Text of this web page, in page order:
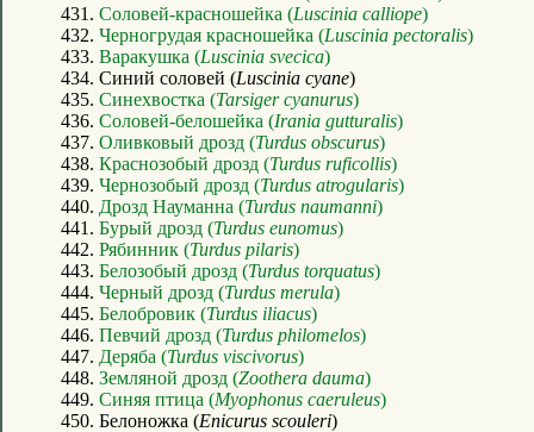
431. Соловей-красношейка (Luscinia calliope)
432. Черногрудая красношейка (Luscinia pectoralis)
433. Варакушка (Luscinia svecica)
434. Синий соловей (Luscinia cyane)
435. Синехвостка (Tarsiger cyanurus)
436. Соловей-белошейка (Irania gutturalis)
437. Оливковый дрозд (Turdus obscurus)
438. Краснозобый дрозд (Turdus ruficollis)
439. Чернозобый дрозд (Turdus atrogularis)
440. Дрозд Науманна (Turdus naumanni)
441. Бурый дрозд (Turdus eunomus)
442. Рябинник (Turdus pilaris)
443. Белозобый дрозд (Turdus torquatus)
444. Черный дрозд (Turdus merula)
445. Белобровик (Turdus iliacus)
446. Певчий дрозд (Turdus philomelos)
447. Деряба (Turdus viscivorus)
448. Земляной дрозд (Zoothera dauma)
449. Синяя птица (Myophonus caeruleus)
450. Белоножка (Enicurus scouleri)